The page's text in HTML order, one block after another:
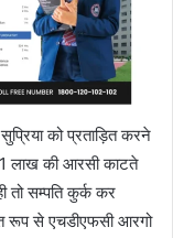
को प्रताड़ित करने
लाख की आरसी काटते
तो सम्पति कुर्क कर
रूप से एचडीएफसी आरगो